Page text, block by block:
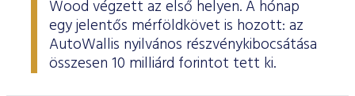
Wood végzett az első helyen. A hónap
egy jelentős mérföldkövet is hozott: az
AutoWallis nyilvános részvénykibocsátása
összesen 10 milliárd forintot tett ki.